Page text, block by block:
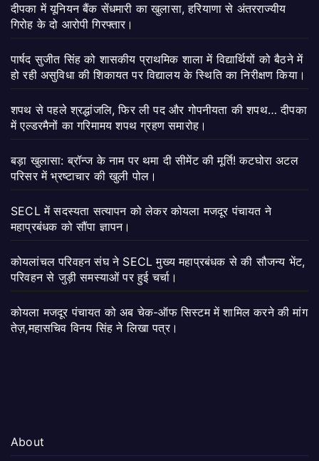
दीपका में यूनियन बैंक सेंधमारी का खुलासा, हरियाणा से अंतरराज्यीय
गिरोह के दो आरोपी गिरफ्तार।
पार्षद सुजीत सिंह को शासकीय प्राथमिक शाला में विद्यार्थियों को बैठने में
हो रही असुविधा की शिकायत पर विद्यालय के स्थिति का निरीक्षण किया।
शपथ से पहले श्रद्धांजलि, फिर ली पद और गोपनीयता की शपथ… दीपका
में एल्डरमैनों का गरिमामय शपथ ग्रहण समारोह।
बड़ा खुलासा: ब्रॉन्ज के नाम पर थमा दी सीमेंट की मूर्ति! कटघोरा अटल
परिसर में भ्रष्टाचार की खुली पोल।
SECL में सदस्यता सत्यापन को लेकर कोयला मजदूर पंचायत ने
महाप्रबंधक को सौंपा ज्ञापन।
कोयलांचल परिवहन संघ ने SECL मुख्य महाप्रबंधक से की सौजन्य भेंट,
परिवहन से जुड़ी समस्याओं पर हुई चर्चा।
कोयला मजदूर पंचायत को अब चेक-ऑफ सिस्टम में शामिल करने की मांग
तेज़,महासचिव विनय सिंह ने लिखा पत्र।
About